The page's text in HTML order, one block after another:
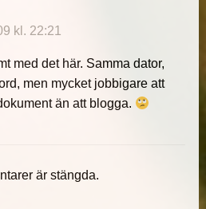
kl. 22:21
med det här. Samma dator,
men mycket jobbigare att
än att blogga.
är stängda.